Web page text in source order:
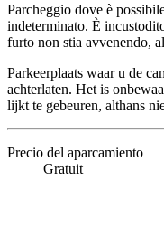
Parcheggio dove è
indeterminato. È
furto non stia avvenendo,
Parkeerplaats waar u de
achterlaten. Het is
lijkt te gebeuren, althans
Precio del aparcamiento
Gratuit